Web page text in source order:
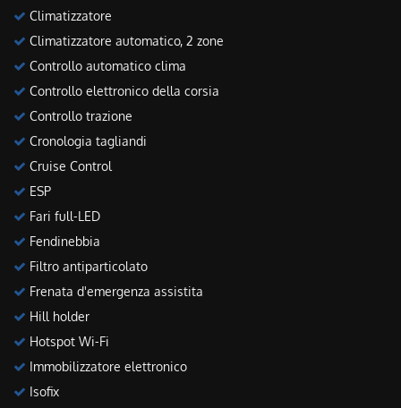
Climatizzatore
Climatizzatore automatico, 2 zone
Controllo automatico clima
Controllo elettronico della corsia
Controllo trazione
Cronologia tagliandi
Cruise Control
ESP
Fari full-LED
Fendinebbia
Filtro antiparticolato
Frenata d'emergenza assistita
Hill holder
Hotspot Wi-Fi
Immobilizzatore elettronico
Isofix